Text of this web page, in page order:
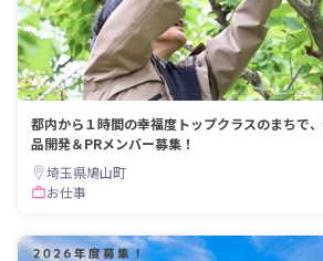
都内から１時間の幸福度トップクラスのまちで
品開発＆PRメンバー募集！
埼玉県鳩山町
お仕事